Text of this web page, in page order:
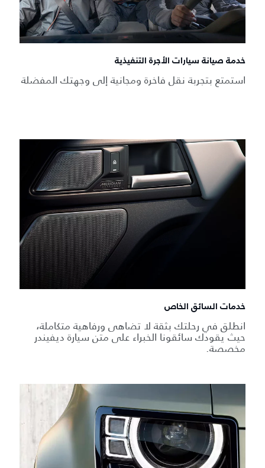
خدمة صيانة سيارات الأجرة التنفيذية
استمتع بتجربة نقل فاخرة ومجانية إلى وجهتك المفضلة
خدمات السائق الخاص
انطلق في رحلتك بثقة لا تضاهى ورفاهية متكاملة،
حيث يقودك سائقونا الخبراء على متن سيارة ديفيندر
مخصصة.